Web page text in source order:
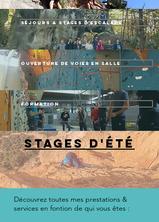
Séjours & Stages d'Escalade
Ouverture de voies en Salle
Formation
Stages D'ÉTÉ
Découvrez toutes mes prestations &
services en fontion de qui vous êtes :